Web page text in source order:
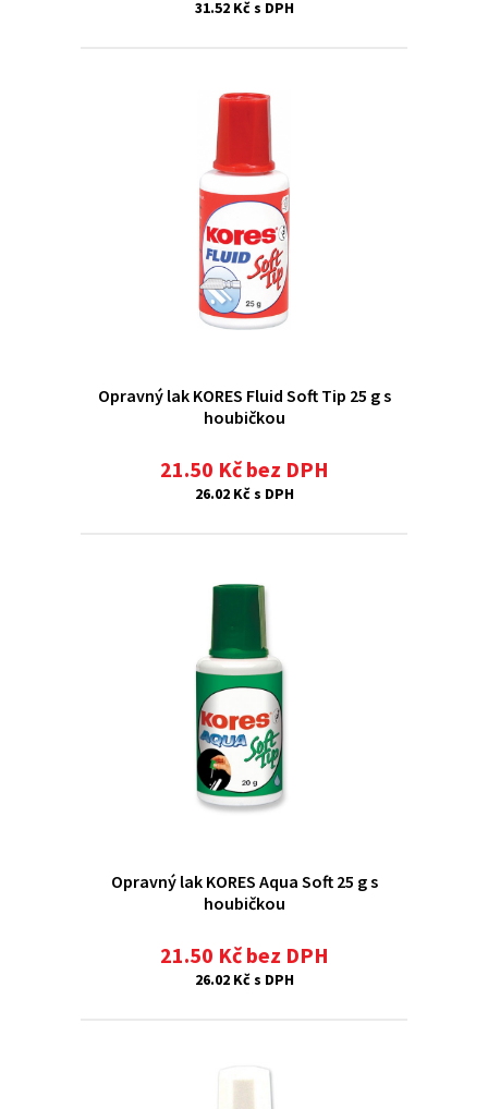
31.52 Kč s DPH
Opravný lak KORES Fluid Soft Tip 25 g s
houbičkou
21.50 Kč bez DPH
26.02 Kč s DPH
Opravný lak KORES Aqua Soft 25 g s
houbičkou
21.50 Kč bez DPH
26.02 Kč s DPH